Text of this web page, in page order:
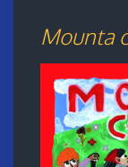
Mounta